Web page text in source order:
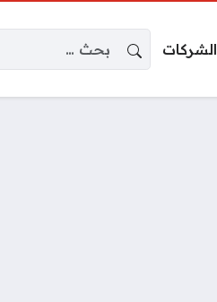
الشركات
البحث عن: